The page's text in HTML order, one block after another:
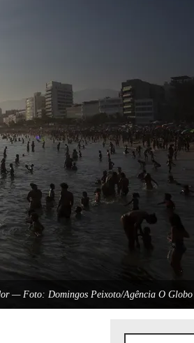
— Foto: Domingos Peixoto/Agência O Globo